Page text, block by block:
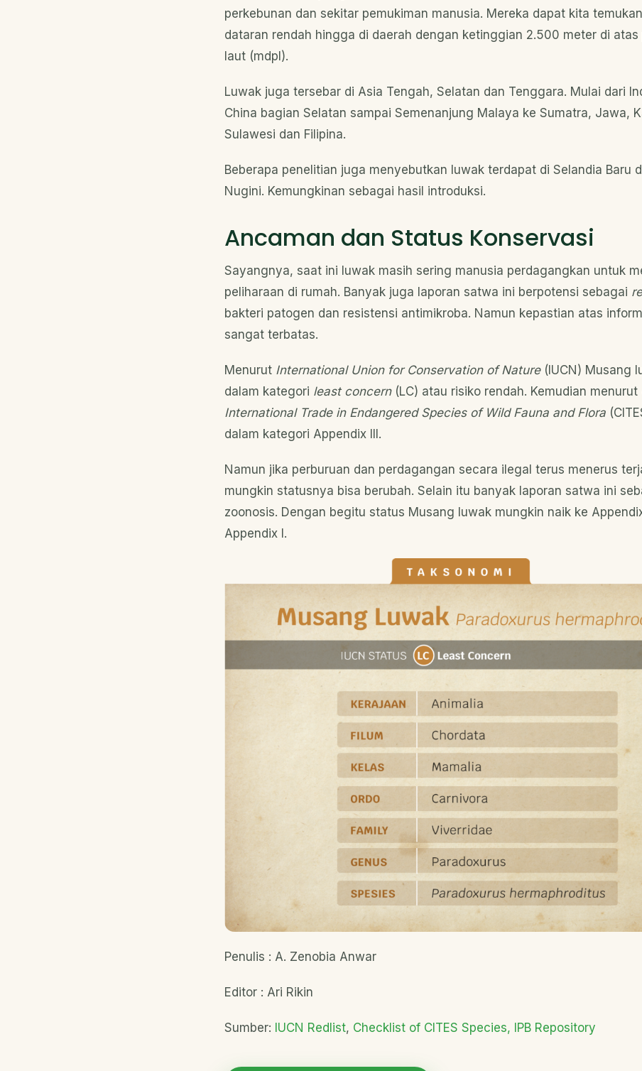
perkebunan dan sekitar pemukiman manusia. Mereka dapat kita
dataran rendah hingga di daerah dengan ketinggian 2.500 meter di atas
laut (mdpl).
Luwak juga tersebar di Asia Tengah, Selatan dan Tenggara. Mulai dari
China bagian Selatan sampai Semenanjung Malaya ke Sumatra, Jawa,
Sulawesi dan Filipina.
Beberapa penelitian juga menyebutkan luwak terdapat di Selandia Baru
Nugini. Kemungkinan sebagai hasil introduksi.
Ancaman dan Status Konservasi
Sayangnya, saat ini luwak masih sering manusia perdagangkan untuk
peliharaan di rumah. Banyak juga laporan satwa ini berpotensi sebagai
bakteri patogen dan resistensi antimikroba. Namun kepastian atas
sangat terbatas.
Menurut International Union for Conservation of Nature(IUCN) Musang
dalam kategori least concern(LC) atau risiko rendah. Kemudian menurut
International Trade in Endangered Species of Wild Fauna and Flora
dalam kategori Appendix III.
Namun jika perburuan dan perdagangan secara ilegal terus menerus
mungkin statusnya bisa berubah. Selain itu banyak laporan satwa ini
zoonosis. Dengan begitu status Musang luwak mungkin naik ke
Appendix I.
Penulis : A. Zenobia Anwar
Editor : Ari Rikin
Sumber: IUCN Redlist, Checklist of CITES Species, IPB Repository